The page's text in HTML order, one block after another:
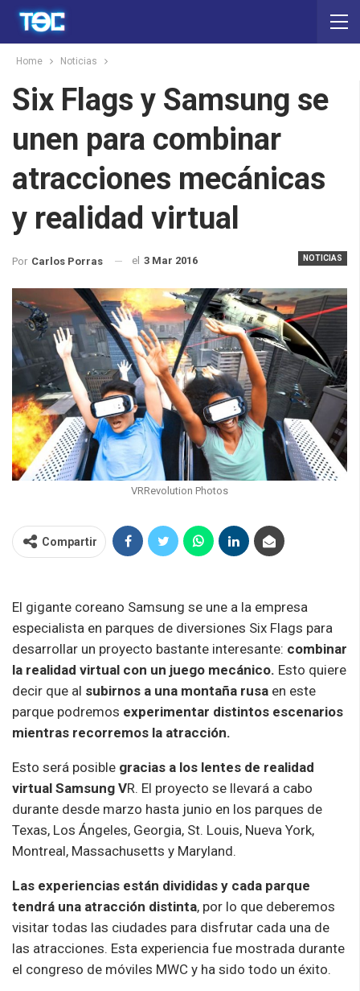
Home Noticias
Six Flags y Samsung se
unen para combinar
atracciones mecánicas
y realidad virtual
NOTICIAS
Por Carlos Porras el 3 Mar 2016
VRRevolution Photos
Compartir
El gigante coreano Samsung se une a la empresa
especialista en parques de diversiones Six Flags para
desarrollar un proyecto bastante interesante: combinar
la realidad virtual con un juego mecánico. Esto quiere
decir que al subirnos a una montaña rusa en este
parque podremos experimentar distintos escenarios
mientras recorremos la atracción.
Esto será posible gracias a los lentes de realidad
virtual Samsung VR. El proyecto se llevará a cabo
durante desde marzo hasta junio en los parques de
Texas, Los Ángeles, Georgia, St. Louis, Nueva York,
Montreal, Massachusetts y Maryland.
Las experiencias están divididas y cada parque
tendrá una atracción distinta, por lo que deberemos
visitar todas las ciudades para disfrutar cada una de
las atracciones. Esta experiencia fue mostrada durante
el congreso de móviles MWC y ha sido todo un éxito.